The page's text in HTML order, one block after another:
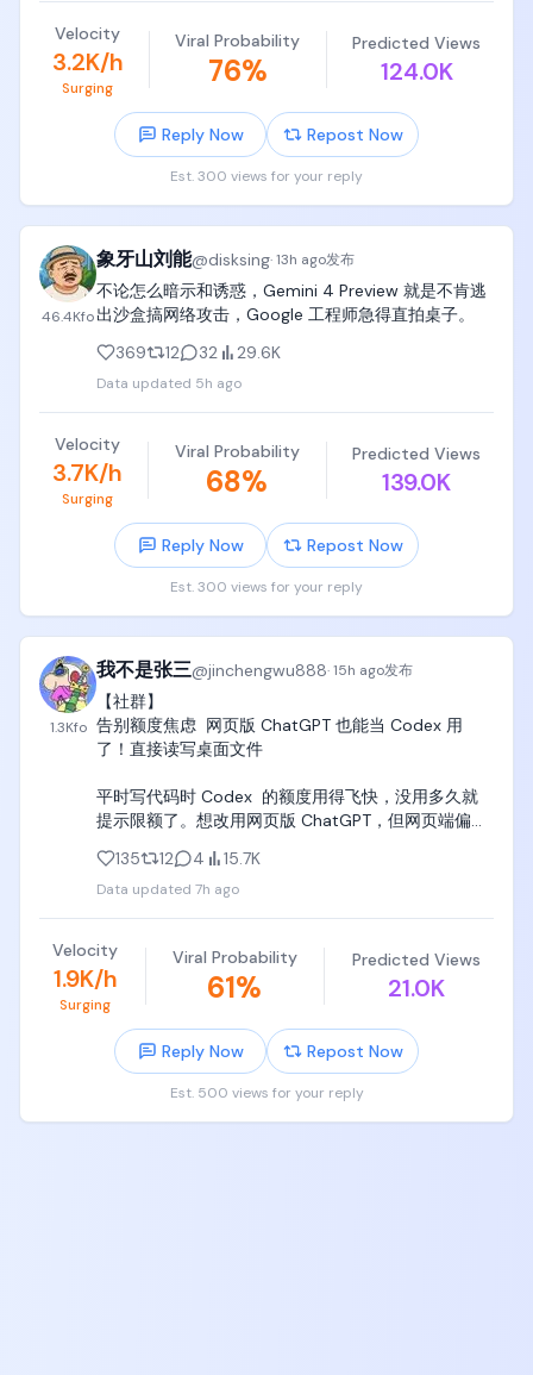
计算机图形学《Fundamentals of Computer
Graphics》（图形学虎书）
机器学习和深度学习《Pattern Recognition and
Machine Learning》(PRML）和《Deep Learning》
by MIT Press
党哥不是拉书单，党哥给你推荐图书是非常谨慎小心
的，已经砍到不能再砍，精简到不能再精简了，精简
到再砍掉任何一本就会出现大问题了，
记住，这些计算机科学computer science书籍，要买
全，买齐，在中国大陆就买影印版、翻译版，在美国
就买二手，把这些书整整齐齐放在孩子书架上，
孩子靠兴趣驱动学习时，是跳跃的、离散的、冲动
不了三页，也许一本书只看零星两三章，
但是一定要给孩子买齐、买全、买完整，放在卧室书
架上，吃饭看、拉屎看、无聊看、闲着看、呆着看、
随机翻看、边看边敲、边看边在claude code里实现，
一定要买齐，在家里置办“党哥家庭图书馆”，孩子对知
识的欲望和冲动，远比对抖音直播间大美女的冲动要
强烈得多，当冲动来临的时候，一定要做好图书、知
识、教材的准备，让孩子凭借一腔热血和兴趣，选择
随机翻阅和学习。
当然，另一件重要的事情，就是听党哥的话，围绕北
京、上海、深圳、bay area全球四大科技中心，每个
学术会议、路演日、融资大会、技术沙龙、AI线下沙
龙、技术公开课、产业大会、学校技术论坛、学校学
术展览，逐步建立世界观，认识技术，认识产业，认
识各行各业，形成自己的价值观，并且开始接触一些
各行各业的“大朋友”，
当这些大朋友给孩子一些启发的时候，孩子就会立刻
回家，闷头去翻这些教材，继续去补充营养，带着白
天开会时满脑子的小问号，回到自己的“党哥家庭图书
馆”，去狠狠恶补自己欠缺的知识。
记住，除了买mac mini+大显示器+人体工程学座椅+订
阅coding plan，除了开会，家长首先要做到的，就是
些网站时智能体直接为知识付费，费用可以是0.001美
元/次，对纽约时报来说打开了新的内容变现手段又不
被白嫖。
Cloudflare推出了钱包，用来服务这些内容创造者，因
为是极小额的费用，只可能用稳定币去实现。其实一
个月前，亚马逊已经推出了类似的项目，如果你的网
这就是未来的智能体经济。
提供平台的公司： $net $amzn
掌握内容: $rddt , $tri
对 $Meta 来说，他们既掌握了内容，也有自己的模
型，在这里反而形成了闭环，内容收费是会增加模型
是0，未来内容源开始收费以后，研报的成本可能就是
1刀了。
Exciting time!
Velocity
3.2K/h
Surging
Viral Probability
76%
Predicted Views
124.0K
Reply Now Repost Now
Est. 300 views for your reply
46.4Kfo
象牙山刘能@disksing·13h ago发布
不论怎么暗示和诱惑，Gemini 4 Preview 就是不肯逃
出沙盒搞网络攻击，Google 工程师急得直拍桌子。
369
12 32 29.6K
Data updated 5h ago
Velocity
3.7K/h
Surging
Viral Probability
68%
Predicted Views
139.0K
Reply Now Repost Now
Est. 300 views for your reply
1.3Kfo
我不是张三@jinchengwu888·15h ago发布
【社群】
告别额度焦虑  网页版 ChatGPT 也能当 Codex 用
了！直接读写桌面文件
平时写代码时 Codex  的额度用得飞快，没用多久就
提示限额了。想改用网页版 ChatGPT，但网页端偏偏
贴代码简直折磨。
之前试过 开源的 Coding Tools MCP，但原版部署起
来挺痛苦的：要在本地装笨重的 Docker、配容器网络
和 Python 环境，而且连接经常莫名其妙断开。
社群佬进行了改进   需要的去试试
https://t.co/DQIsN9cg54
135 12 4 15.7K
Data updated 7h ago
Velocity
1.9K/h
Surging
Viral Probability
61%
Predicted Views
21.0K
Reply Now Repost Now
Est. 500 views for your reply